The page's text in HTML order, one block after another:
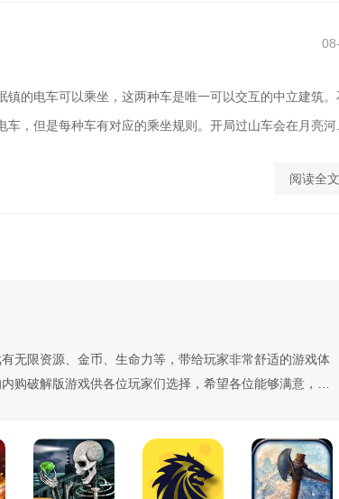
镇的电车可以乘坐，这两种车是唯一可以交互的中立建筑。
，但是每种车有对应的乘坐规则。开局过山车会在月亮河...
阅读全文
无限资源、金币、生命力等，带给玩家非常舒适的游戏体
购破解版游戏供各位玩家们选择，希望各位能够满意，